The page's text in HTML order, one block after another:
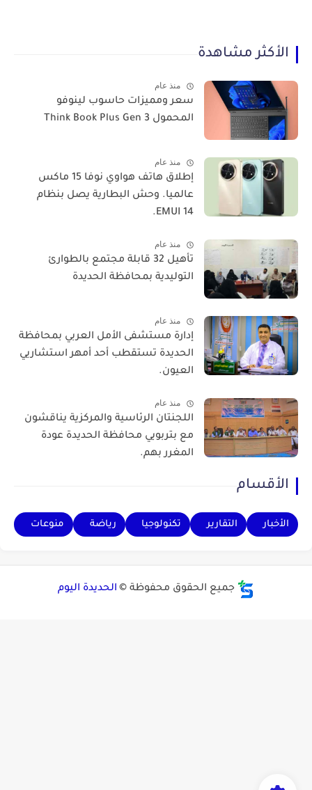
الأكثر مشاهدة
منذ عام
سعر ومميزات حاسوب لينوفو
المحمول Think Book Plus Gen 3
منذ عام
​إطلاق هاتف هواوي نوفا 15 ماكس
عالميا. وحش البطارية يصل بنظام
EMUI 14.
منذ عام
تأهيل 32 قابلة مجتمع بالطوارئ
التوليدية بمحافظة الحديدة
منذ عام
إدارة مستشفى الأمل العربي بمحافظة
الحديدة تستقطب أحد أمهر استشاريي
العيون.
منذ عام
اللجنتان الرئاسية والمركزية يناقشون
مع بتربويي محافظة الحديدة عودة
المغرر بهم.
الأقسام
الأخبار التقارير تكنولوجيا رياضة منوعات
جميع الحقوق محفوظة © الحديدة اليوم